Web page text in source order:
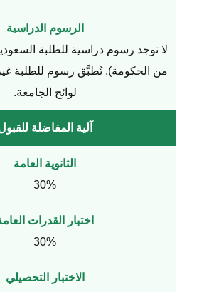
الرسوم الدراسية
لا توجد رسوم دراسية للطلبة
من الحكومة). تُطبَّق رسوم للطلبة
لوائح الجامعة.
آلية المفاضلة
الثانوية العامة
30%
اختبار القدرات
30%
الاختبار التحصيلي